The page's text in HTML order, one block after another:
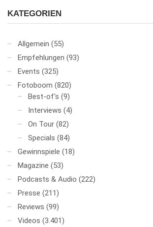
KATEGORIEN
Allgemein (55)
Empfehlungen (93)
Events (325)
Fotoboom (820)
Best-of's (9)
Interviews (4)
On Tour (82)
Specials (84)
Gewinnspiele (18)
Magazine (53)
Podcasts & Audio (222)
Presse (211)
Reviews (99)
Videos (3.401)